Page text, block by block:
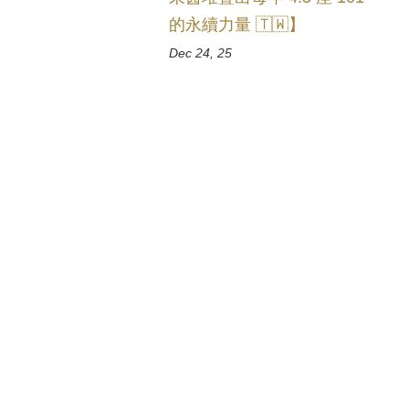
的永續力量 🇹🇼】
Dec 24, 25